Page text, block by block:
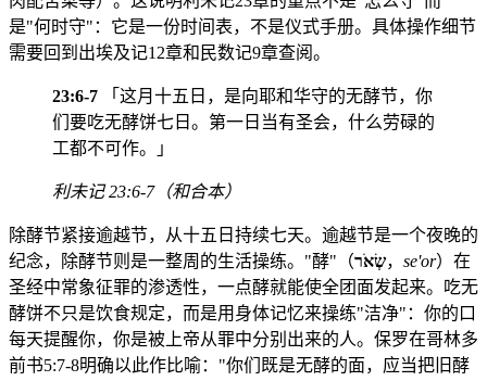
是"何时守"：它是一份时间表，不是仪式手册。具体操作细节
需要回到出埃及记12章和民数记9章查阅。
23:6-7 「这月十五日，是向耶和华守的无酵节，你
们要吃无酵饼七日。第一日当有圣会，什么劳碌的
工都不可作。」
利未记 23:6-7（和合本）
除酵节紧接逾越节，从十五日持续七天。逾越节是一个夜晚的
纪念，除酵节则是一整周的生活操练。"酵"（שְׂאֹר， se'or）在
圣经中常象征罪的渗透性，一点酵就能使全团面发起来。吃无
酵饼不只是饮食规定，而是用身体记忆来操练"洁净"：你的口
每天提醒你，你是被上帝从罪中分别出来的人。保罗在哥林多
前书5:7-8明确以此作比喻："你们既是无酵的面，应当把旧酵